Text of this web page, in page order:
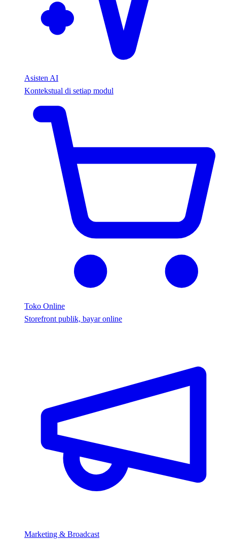
Asisten AI
Kontekstual di setiap modul
Toko Online
Storefront publik, bayar online
Marketing & Broadcast